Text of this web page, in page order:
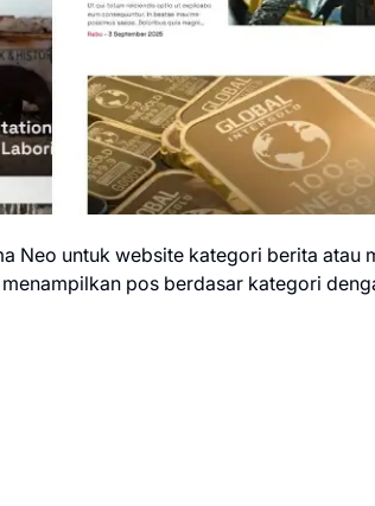
Neo untuk website kategori berita
pos berdasar kategori